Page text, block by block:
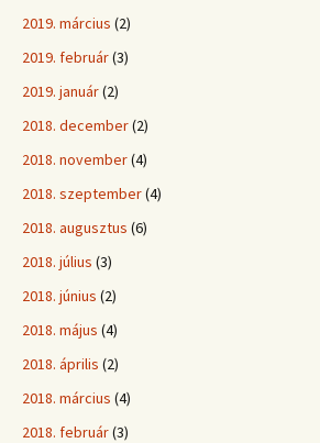
2019. március (2)
2019. február(3)
2019. január(2)
2018. december(2)
2018. november(4)
2018. szeptember(4)
2018. augusztus (6)
2018. július (3)
2018. június (2)
2018. május (4)
2018. április (2)
2018. március (4)
2018. február(3)